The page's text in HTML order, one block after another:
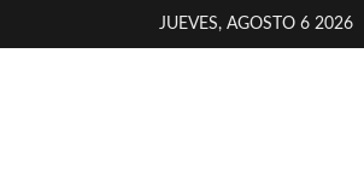
JUEVES, AGOSTO 6 2026